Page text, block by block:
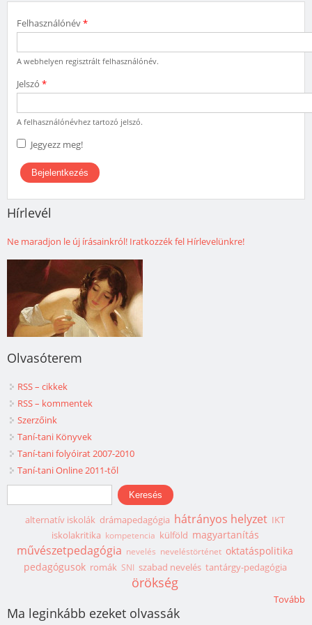
Felhasználónév*
A webhelyen regisztrált felhasználónév.
Jelszó *
A felhasználónévhez tartozó jelszó.
Jegyezz meg!
Hírlevél
Ne maradjon le új írásainkról! Iratkozzék fel Hírlevelünkre!
Olvasóterem
RSS – cikkek
RSS – kommentek
Szerzőink
Taní-tani Könyvek
Taní-tani folyóirat 2007-2010
Taní-tani Online 2011-től
Keresés űrlap
Keresés
alternatív iskolák drámapedagógia hátrányos helyzet IKT
iskolakritika kompetencia külföld magyartanítás
művészetpedagógia nevelés neveléstörténet oktatáspolitika
pedagógusok romák SNI szabad nevelés tantárgy-pedagógia
örökség
Tovább
Ma leginkább ezeket olvassák